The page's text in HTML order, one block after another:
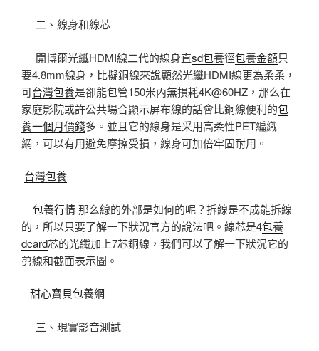
二、線身和線芯
開博爾光纖HDMI線二代的線身直sd包養徑包養金額只
要4.8mm線身，比擬銅線來說顯然光纖HDMI線更為柔柔，
可台灣包養是卻能包管150米內無損耗4K@60HZ，那么在
家庭影院或許公共場合顯示屏布線的話會比銅線便利的包
養一個月價錢多。並且它的線身是采用高柔性PET編織
網，可以有用避免摩擦受損，線身可加倍牢固耐用。
台灣包養
包養行情那么線的外部是如何的呢？拆線是不成能拆線
的，所以只要了解一下狀況官方的說法吧。線芯是4包養
dcard芯的光纖加上7芯銅線，我們可以了解一下狀況它的
剪線和截面表示圖。
甜心寶貝包養網
三、現實影音測試